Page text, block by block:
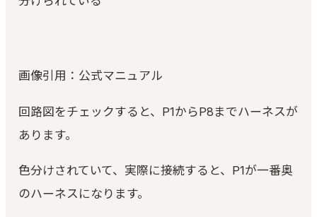
画像引用：公式マニュアル
回路図をチェックすると、P1からP8までハーネスが
あります。
色分けされていて、実際に接続すると、P1が一番奥
のハーネスになります。